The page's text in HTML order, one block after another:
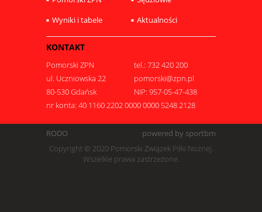
Wyniki i tabele
Aktualności
KONTAKT
Pomorski ZPN
tel.: 732 420 200
ul. Uczniowska 22
pomorski@zpn.pl
80-530 Gdańsk
NIP: 957-05-47-438
nr konta: 40 1160 2202 0000 0000 5248 2128
RODO
powered by sportbm
Copyright © 2020 Pomorski Związek Piłki Nożnej.
Wszelkie prawa zastrzeżone.